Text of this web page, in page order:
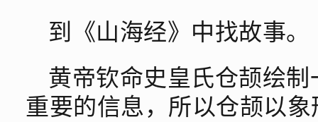
到《山海经》中找故事。
黄帝钦命史皇氏仓颉绘
重要的信息，所以仓颉以